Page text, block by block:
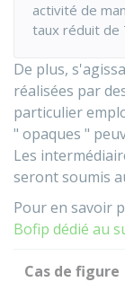
activité de
taux réduit de
De plus,
réalisées par
particulier
" opaques "
Les
seront soumis
Pour en savoir
Bofip dédié au
Cas de figure